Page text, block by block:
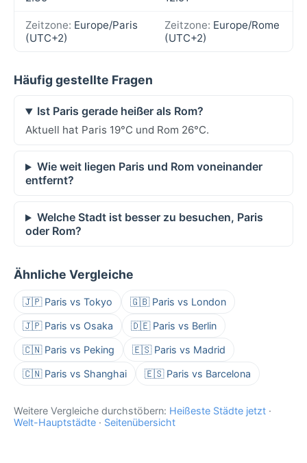
Zeitzone: Europe/Paris
(UTC+2)
Zeitzone: Europe/Rome
(UTC+2)
Häufig gestellte Fragen
Ist Paris gerade heißer als Rom?
Aktuell hat Paris 19°C und Rom 26°C.
Wie weit liegen Paris und Rom voneinander
entfernt?
Welche Stadt ist besser zu besuchen, Paris
oder Rom?
Ähnliche Vergleiche
🇯🇵 Paris vs Tokyo 🇬🇧 Paris vs London
🇯🇵 Paris vs Osaka 🇩🇪 Paris vs Berlin
🇨🇳 Paris vs Peking 🇪🇸 Paris vs Madrid
🇨🇳 Paris vs Shanghai 🇪🇸 Paris vs Barcelona
Weitere Vergleiche durchstöbern: Heißeste Städte jetzt ·
Welt-Hauptstädte · Seitenübersicht